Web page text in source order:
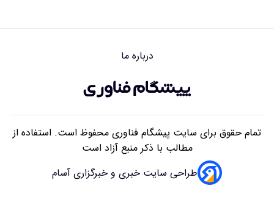
راهنمای انتخاب بهترین هاستینگ ایران
درباره ما
تمام حقوق برای سایت پیشگام فناوری محفوظ است. استفاده از
مطالب با ذکر منبع آزاد است
طراحی سایت خبری و خبرگزاری آسام